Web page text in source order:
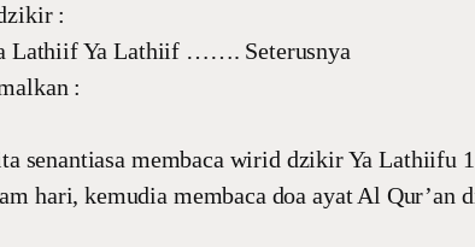
:
Lathiif Ya Lathiif ……. Seterusnya
:
senantiasa membaca wirid dzikir Ya Lathiifu
hari, kemudia membaca doa ayat Al Qur’an